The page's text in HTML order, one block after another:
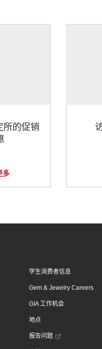
所的促销
多
学生消费者信息
Gem & Jewelry Careers
GIA 工作机会
地点
报告问题